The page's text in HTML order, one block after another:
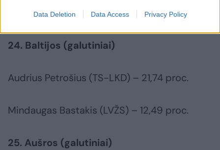
Data Deletion Data Access Privacy Policy
Saulius Budinas (LRLS) – 14,14 proc.
24. Baltijos (galutiniai)
Audrius Petrošius (TS-LKD) – 21,74 proc.
Mindaugas Bastakis (LVŽS) – 12,49 proc.
25. Aušros (galutiniai)